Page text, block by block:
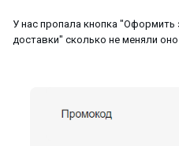
У нас пропала кнопка "Оформить
доставки" сколько не меняли